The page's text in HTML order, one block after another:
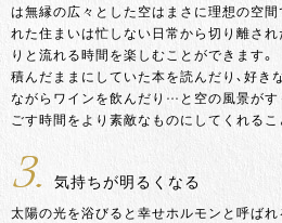
は無縁の広々とした空はまさに理想の空
れた住まいは忙しない日常から切り離され
りと流れる時間を楽しむことができます。
積んだままにしていた本を読んだり、好き
ながらワインを飲んだり…と空の風景がす
ごす時間をより素敵なものにしてくれるこ
3. 気持ちが明るくなる
太陽の光を浴びると幸せホルモンと呼ば